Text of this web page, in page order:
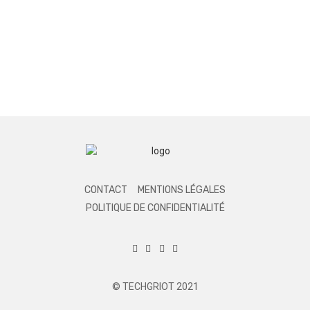
CONTACT
MENTIONS LÉGALES
POLITIQUE DE CONFIDENTIALITÉ
© TECHGRIOT 2021